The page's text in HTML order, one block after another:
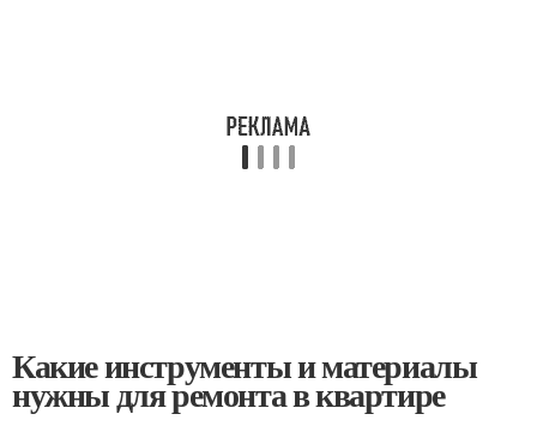
Какие инструменты и материалы
нужны для ремонта в квартире